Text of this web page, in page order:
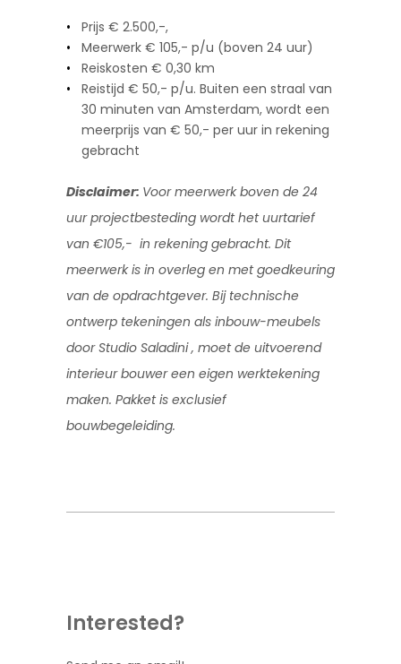
Prijs € 2.500,-,
Meerwerk € 105,- p/u (boven 24 uur)
Reiskosten € 0,30 km
Reistijd € 50,- p/u. Buiten een straal van
30 minuten van Amsterdam, wordt een
meerprijs van € 50,- per uur in rekening
gebracht
Disclaimer: Voor meerwerk boven de 24
uur projectbesteding wordt het uurtarief
van €105,- in rekening gebracht. Dit
meerwerk is in overleg en met goedkeuring
van de opdrachtgever. Bij technische
ontwerp tekeningen als inbouw-meubels
door Studio Saladini , moet de uitvoerend
interieur bouwer een eigen werktekening
maken. Pakket is exclusief
bouwbegeleiding.
Interested?